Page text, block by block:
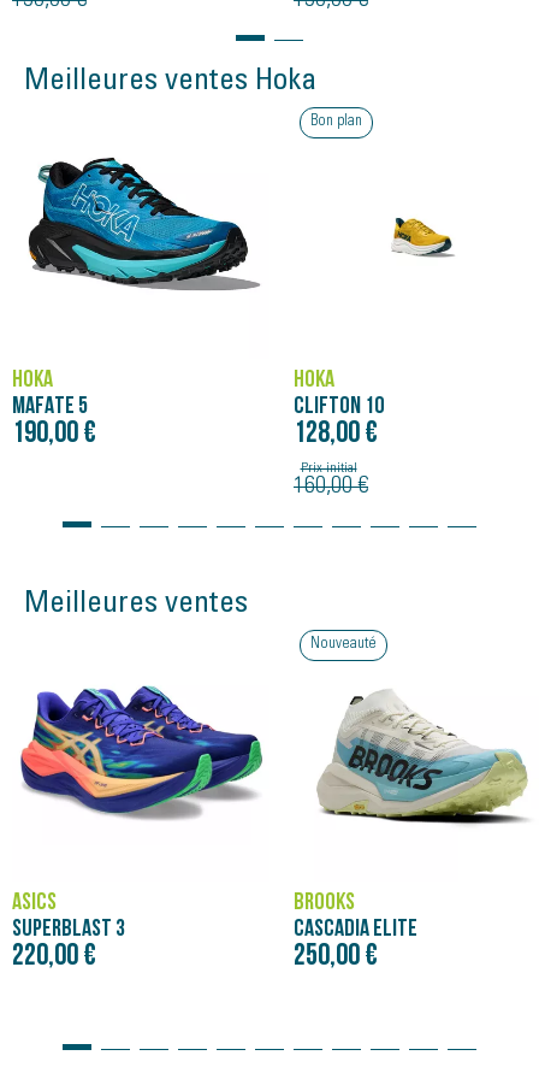
Meilleures ventes Hoka
HOKA
MAFATE 5
190,00 €
Bon plan
HOKA
CLIFTON 10
128,00 €
Prix initial
160,00 €
Meilleures ventes
ASICS
SUPERBLAST 3
220,00 €
Nouveauté
BROOKS
CASCADIA ELITE
250,00 €